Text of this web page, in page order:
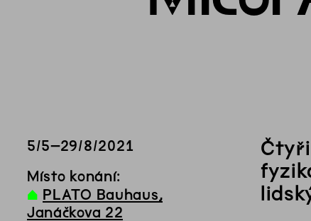
5/5–29/8/2021
Místo konání:
∆ PLATO Bauhaus,
Janáčkova 22